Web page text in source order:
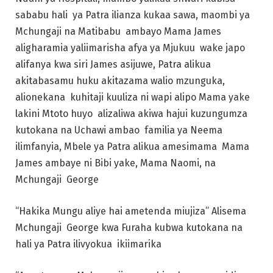
sababu hali ya Patra ilianza kukaa sawa, maombi ya
Mchungaji na Matibabu ambayo Mama James
aligharamia yaliimarisha afya ya Mjukuu wake japo
alifanya kwa siri James asijuwe, Patra alikua
akitabasamu huku akitazama walio mzunguka,
alionekana kuhitaji kuuliza ni wapi alipo Mama yake
lakini Mtoto huyo alizaliwa akiwa hajui kuzungumza
kutokana na Uchawi ambao familia ya Neema
ilimfanyia, Mbele ya Patra alikua amesimama Mama
James ambaye ni Bibi yake, Mama Naomi, na
Mchungaji George
“Hakika Mungu aliye hai ametenda miujiza” Alisema
Mchungaji George kwa Furaha kubwa kutokana na
hali ya Patra ilivyokua ikiimarika